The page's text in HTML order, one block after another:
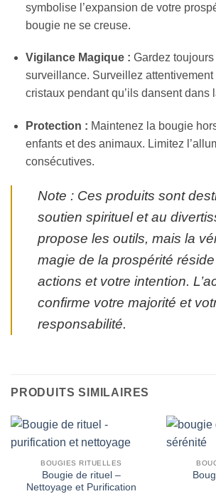
symbolise l’expansion de votre
bougie ne se creuse.
Vigilance Magique : Gardez
surveillance. Surveillez
cristaux pendant qu’ils dansent dans
Protection : Maintenez la bougie
enfants et des animaux. Limitez
consécutives.
Note : Ces produits sont
soutien spirituel et au
propose les outils, mais la
magie de la prospérité
actions et votre intention.
confirme votre majorité et
responsabilité.
PRODUITS SIMILAIRES
BOUGIES RITUELLES
Bougie de rituel –
Nettoyage et Purification